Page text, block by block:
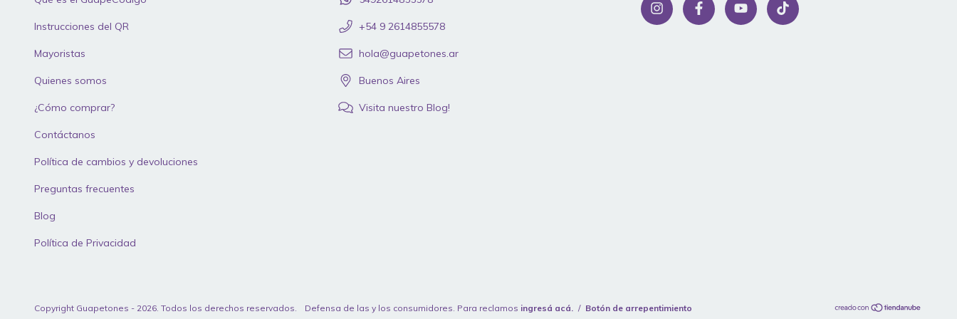
Instrucciones del QR
Mayoristas
Quienes somos
¿Cómo comprar?
Contáctanos
Política de cambios y devoluciones
Preguntas frecuentes
Blog
Política de Privacidad
‪+54 9 2614855578
hola@guapetones.ar
Buenos Aires
Visita nuestro Blog!
Copyright Guapetones - 2026. Todos los derechos reservados. Defensa de las y los consumidores. Para reclamos ingresá acá. / Botón de arrepentimiento